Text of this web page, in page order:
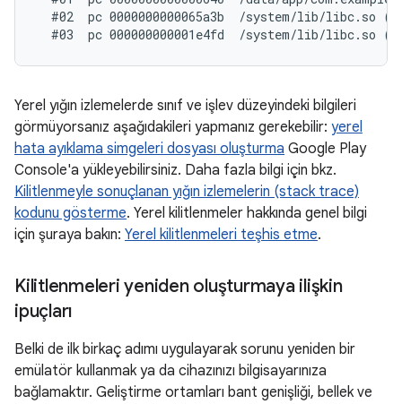
#02  pc 0000000000065a3b  /system/lib/libc.so
Yerel yığın izlemelerde sınıf ve işlev düzeyindeki bilgileri
görmüyorsanız aşağıdakileri yapmanız gerekebilir: yerel
hata ayıklama simgeleri dosyası oluşturma Google Play
Console'a yükleyebilirsiniz. Daha fazla bilgi için bkz.
Kilitlenmeyle sonuçlanan yığın izlemelerin (stack trace)
kodunu gösterme. Yerel kilitlenmeler hakkında genel bilgi
için şuraya bakın: Yerel kilitlenmeleri teşhis etme.
Kilitlenmeleri yeniden oluşturmaya ilişkin
ipuçları
Belki de ilk birkaç adımı uygulayarak sorunu yeniden bir
emülatör kullanmak ya da cihazınızı bilgisayarınıza
bağlamaktır. Geliştirme ortamları bant genişliği, bellek ve